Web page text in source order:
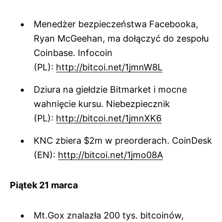
Menedżer bezpieczeństwa Facebooka,
Ryan McGeehan, ma dołączyć do zespołu
Coinbase. Infocoin
(PL): http://bitcoi.net/1jmnW8L
Dziura na giełdzie Bitmarket i mocne
wahnięcie kursu. Niebezpiecznik
(PL): http://bitcoi.net/1jmnXK6
KNC zbiera $2m w preorderach. CoinDesk
(EN): http://bitcoi.net/1jmo08A
Piątek 21 marca
Mt.Gox znalazła 200 tys. bitcoinów,